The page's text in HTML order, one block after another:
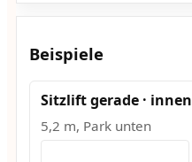
Beispiele
Sitzlift gerade · innen
5,2 m, Park unten